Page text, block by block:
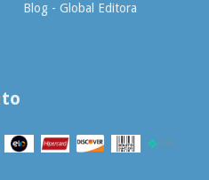
Blog - Global Editora